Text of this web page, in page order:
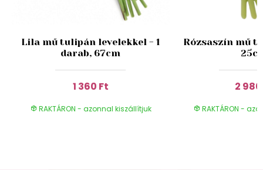
Lila mű tulipán levelekkel - 1
darab, 67cm
1 360 Ft
RAKTÁRON - azonnal kiszállítjuk
Rózsaszín mű
2
RAKTÁRON -